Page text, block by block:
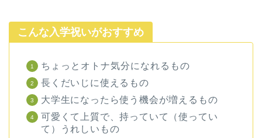
こんな入学祝いがおすすめ
ちょっとオトナ気分になれるもの
長くだいじに使えるもの
大学生になったら使う機会が増えるもの
可愛くて上質で、持っていて（使ってい
て）うれしいもの